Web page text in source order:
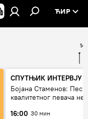
ЋИР
СПУТЊИК ИНТЕРВЈУ
Бојана Стаменов:
квалитетног певача
16:00 30 мин